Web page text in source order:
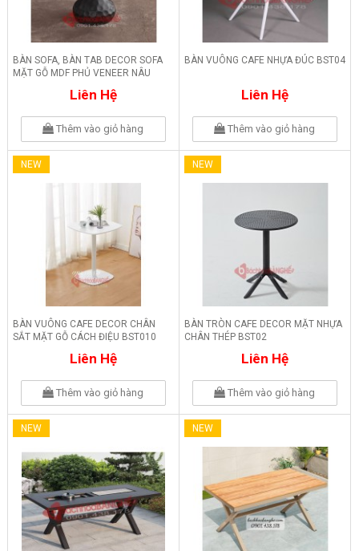
BÀN SOFA, BÀN TAB DECOR SOFA
MẶT GỖ MDF PHỦ VENEER NÂU
Liên Hệ
Thêm vào giỏ hàng
BÀN VUÔNG CAFE NHỰA ĐÚC BST04
Liên Hệ
Thêm vào giỏ hàng
NEW
BÀN VUÔNG CAFE DECOR CHÂN
SẮT MẶT GỖ CÁCH ĐIỆU BST010
Liên Hệ
Thêm vào giỏ hàng
NEW
BÀN TRÒN CAFE DECOR MẶT NHỰA
CHÂN THÉP BST02
Liên Hệ
Thêm vào giỏ hàng
NEW NEW